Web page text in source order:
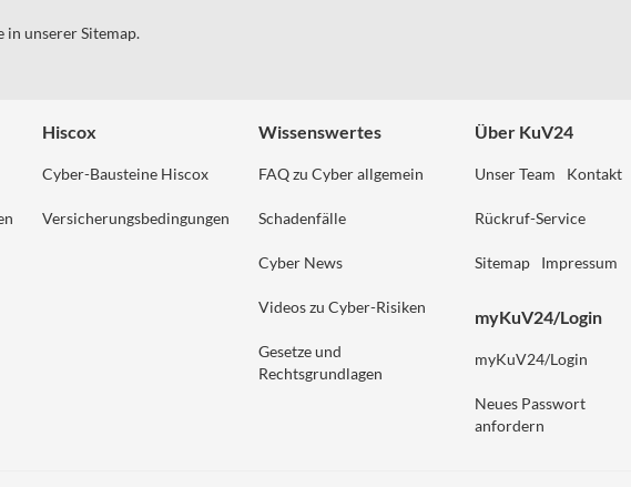
in unserer Sitemap.
Hiscox
Cyber-Bausteine Hiscox
Versicherungsbedingungen
Wissenswertes
FAQ zu Cyber allgemein
Schadenfälle
Cyber News
Videos zu Cyber-Risiken
Gesetze und
Rechtsgrundlagen
Über KuV24
Unser Team Kontakt
Rückruf-Service
Sitemap Impressum
myKuV24/Login
myKuV24/Login
Neues Passwort
anfordern